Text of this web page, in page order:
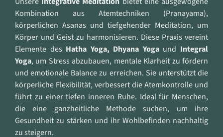
Kombination aus Atemtechniken (Pranayama),
körperlichen Asanas und tiefgehender Meditation, um
Körper und Geist zu harmonisieren. Diese Praxis vereint
Elemente des Hatha Yoga, Dhyana Yogaund Integral
Yoga, um Stress abzubauen, mentale Klarheit zu fördern
und emotionale Balance zu erreichen. Sie unterstützt die
körperliche Flexibilität, verbessert die Atemkontrolle und
führt zu einer tiefen inneren Ruhe. Ideal für Menschen,
die eine ganzheitliche Methode suchen, um ihre
Gesundheit zu stärken und ihr Wohlbefinden nachhaltig
zu steigern.